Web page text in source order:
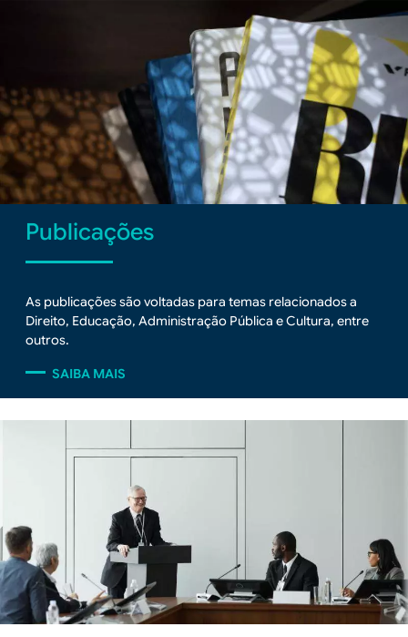
Publicações
As publicações são voltadas para temas relacionados a
Direito, Educação, Administração Pública e Cultura, entre
outros.
SAIBA MAIS